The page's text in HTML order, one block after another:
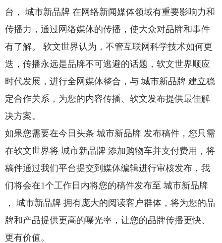
台， 城市新品牌 在网络新闻媒体领域有重要影响力和
传播力，通过网络媒体的传播，使大众对品牌和事件
有了解。 软文世界认为，不管互联网科学技术如何更
迭，传播永远是品牌不可逃避的话题，软文世界顺应
时代发展，进行全网媒体整合，与 城市新品牌 建立稳
定合作关系，为您的内容传播、软文发布提供最佳解
决方案。
如果您需要在今日头条 城市新品牌 发布稿件，您只需
在软文世界将 城市新品牌 添加购物车并支付费用，将
稿件通过我们平台提交到媒体编辑进行审核发布，我
们将会在1个工作日内将您的稿件发布至 城市新品牌
， 城市新品牌 拥有庞大的阅读客户群体，将为您的品
牌和产品提供更高的曝光率，让您的品牌传播更快、
更有价值。